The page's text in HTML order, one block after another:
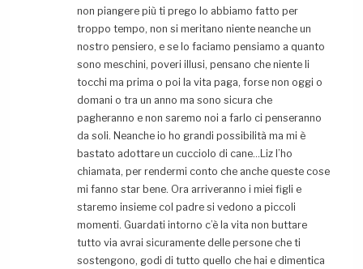
non piangere più ti prego lo abbiamo fatto per
troppo tempo, non si meritano niente neanche un
nostro pensiero, e se lo faciamo pensiamo a quanto
sono meschini, poveri illusi, pensano che niente li
tocchi ma prima o poi la vita paga, forse non oggi o
domani o tra un anno ma sono sicura che
pagheranno e non saremo noi a farlo ci penseranno
da soli. Neanche io ho grandi possibilità ma mi è
bastato adottare un cucciolo di cane…Liz l’ho
chiamata, per rendermi conto che anche queste cose
mi fanno star bene. Ora arriveranno i miei figli e
staremo insieme col padre si vedono a piccoli
momenti. Guardati intorno c’è la vita non buttare
tutto via avrai sicuramente delle persone che ti
sostengono, godi di tutto quello che hai e dimentica